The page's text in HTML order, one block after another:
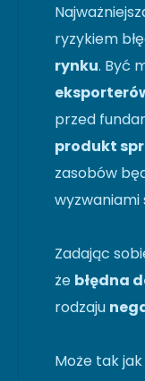
ryzykiem
rynku. Być
przed
produkt
zasobów
wyzwaniami
Zadając
że błędna
rodzaju
Może tak jak